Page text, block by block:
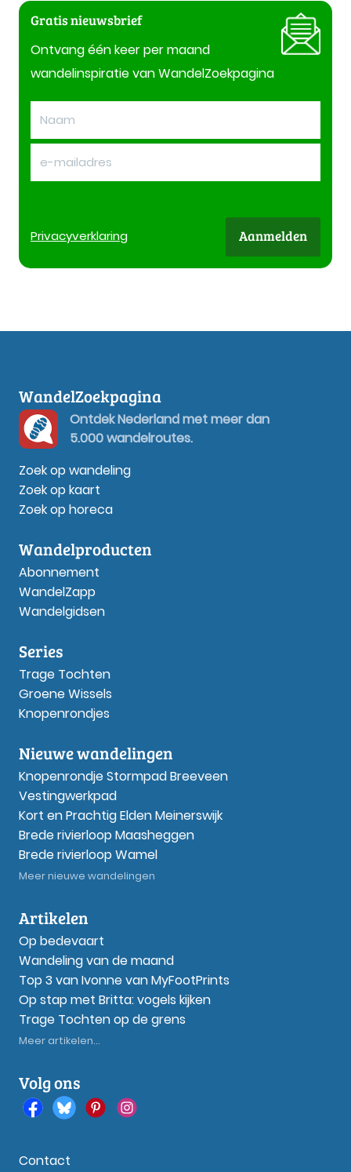
Gratis nieuwsbrief
Ontvang één keer per maand
wandelinspiratie van WandelZoekpagina
Privacyverklaring Aanmelden
WandelZoekpagina
Ontdek Nederland met meer dan
5.000 wandelroutes.
Zoek op wandeling
Zoek op kaart
Zoek op horeca
Wandelproducten
Abonnement
WandelZapp
Wandelgidsen
Series
Trage Tochten
Groene Wissels
Knopenrondjes
Nieuwe wandelingen
Knopenrondje Stormpad Breeveen
Vestingwerkpad
Kort en Prachtig Elden Meinerswijk
Brede rivierloop Maasheggen
Brede rivierloop Wamel
Meer nieuwe wandelingen
Artikelen
Op bedevaart
Wandeling van de maand
Top 3 van Ivonne van MyFootPrints
Op stap met Britta: vogels kijken
Trage Tochten op de grens
Meer artikelen...
Volg ons
Contact